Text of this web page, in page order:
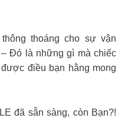
thoáng cho sự vận
Đó là những gì mà chiếc
điều bạn hằng mong
đã sẵn sàng, còn Bạn?!